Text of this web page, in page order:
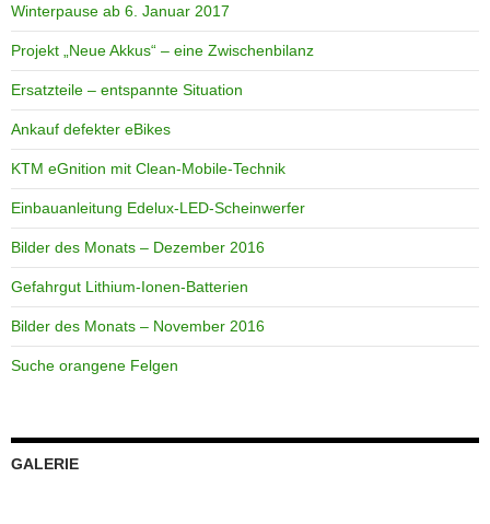
Winterpause ab 6. Januar 2017
Projekt „Neue Akkus“ – eine Zwischenbilanz
Ersatzteile – entspannte Situation
Ankauf defekter eBikes
KTM eGnition mit Clean-Mobile-Technik
Einbauanleitung Edelux-LED-Scheinwerfer
Bilder des Monats – Dezember 2016
Gefahrgut Lithium-Ionen-Batterien
Bilder des Monats – November 2016
Suche orangene Felgen
GALERIE